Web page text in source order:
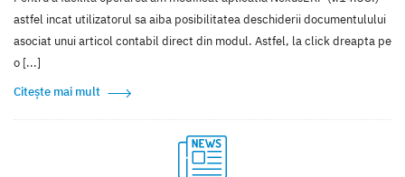
astfel incat utilizatorul sa aiba posibilitatea deschiderii documentulului
asociat unui articol contabil direct din modul. Astfel, la click dreapta pe
o [...]
Citește mai mult